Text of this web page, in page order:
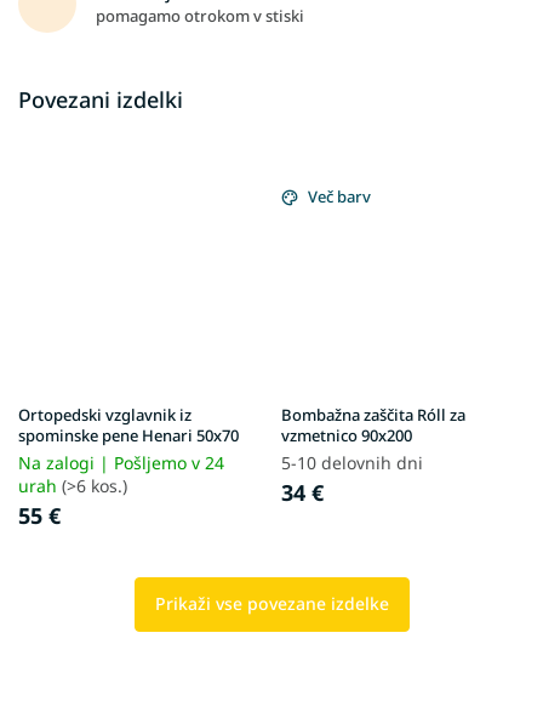
pomagamo otrokom v stiski
Povezani izdelki
Ortopedski vzglavnik iz
spominske pene Henari 50x70
Na zalogi | Pošljemo v 24
urah (>6 kos.)
55 €
Več barv
Bombažna zaščita Róll za
vzmetnico 90x200
5-10 delovnih dni
34 €
Prikaži vse povezane izdelke